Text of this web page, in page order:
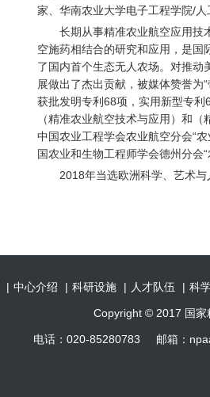
家、华南农业大学电子工程学院/人
长期从事精准农业航空应用技
空施药相结合的研究和应用，是国
了国内首个生态无人农场。对推
展做出了杰出贡献，被媒体赞誉为
获批发明专利68项，实用新型专
（精准农业航空技术与应用）和
中国农业工程学会农业航空分会“
国农业和生物工程师学会德州分会
2018年当选欧洲科学、艺术
| 中心介绍 | 科研设施 | 人才队伍 | 科
Copyright © 2017 国
电话：020-85280783 邮箱：